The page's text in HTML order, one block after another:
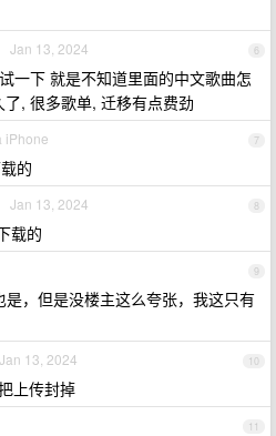
6
Jan 13, 2024
一下 就是不知道里面的中文歌曲怎
, 很多歌单, 迁移有点费劲
7
iPhone
的
8
Jan 13, 2024
载的
9
，但是没楼主这么夸张，我这只有
10
Jan 13, 2024
上传封掉
11